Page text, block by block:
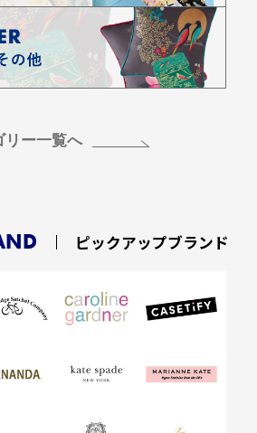
リー一覧へ
ピックアップブランド